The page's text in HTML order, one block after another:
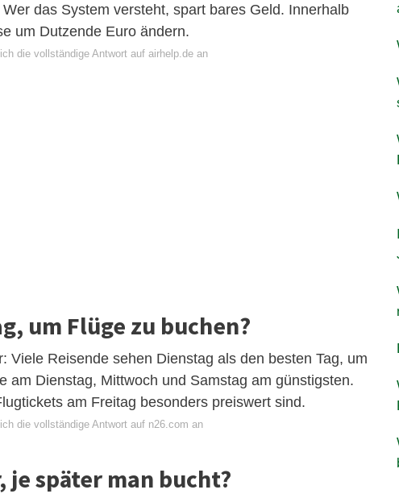
das System versteht, spart bares Geld. Innerhalb
um Dutzende Euro ändern.
die vollständige Antwort auf airhelp.de an
um Flüge zu buchen?
Viele Reisende sehen Dienstag als den besten Tag, um
am Dienstag, Mittwoch und Samstag am günstigsten.
am Freitag besonders preiswert sind.
die vollständige Antwort auf n26.com an
je später man bucht?